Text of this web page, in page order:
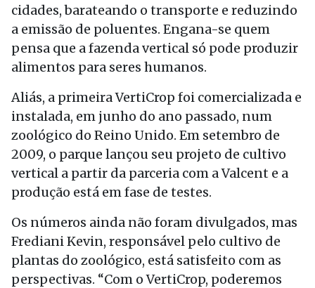
cidades, barateando o transporte e reduzindo
a emissão de poluentes. Engana-se quem
pensa que a fazenda vertical só pode produzir
alimentos para seres humanos.
Aliás, a primeira VertiCrop foi comercializada e
instalada, em junho do ano passado, num
zoológico do Reino Unido. Em setembro de
2009, o parque lançou seu projeto de cultivo
vertical a partir da parceria com a Valcent e a
produção está em fase de testes.
Os números ainda não foram divulgados, mas
Frediani Kevin, responsável pelo cultivo de
plantas do zoológico, está satisfeito com as
perspectivas. “Com o VertiCrop, poderemos